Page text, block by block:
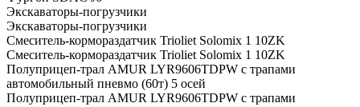
Экскаваторы-погрузчики
Экскаваторы-погрузчики
Смеситель-кормораздатчик Trioliet Solomix 1 10ZK
Смеситель-кормораздатчик Trioliet Solomix 1 10ZK
Полуприцеп-трал AMUR LYR9606TDPW с трапами
автомобильный пневмо (60т) 5 осей
Полуприцеп-трал AMUR LYR9606TDPW с трапами